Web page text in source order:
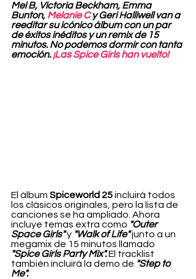
Mel B, Victoria Beckham, Emma
Bunton, Melanie C y Geri Halliwell van a
reeditar su icónico álbum con un par
de éxitos inéditos y un remix de 15
minutos. No podemos dormir con tanta
emoción. ¡Las Spice Girls han vuelto!
El álbum Spiceworld 25 incluirá todos
los clásicos originales, pero la lista de
canciones se ha ampliado. Ahora
incluye temas extra como "Outer
Space Girls" y "Walk of Life" junto a un
megamix de 15 minutos llamado
"Spice Girls Party Mix". El tracklist
también incluirá la demo de "Step to
Me".